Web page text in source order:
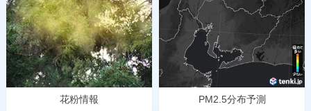
花粉情報 PM2.5分布予測